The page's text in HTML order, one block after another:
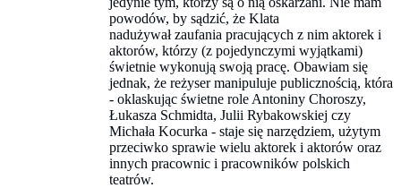
powodów, by sądzić, że Klata
nadużywał zaufania pracujących z nim aktorek i
aktorów, którzy (z pojedynczymi wyjątkami)
świetnie wykonują swoją pracę. Obawiam się
jednak, że reżyser manipuluje publicznością, która
- oklaskując świetne role Antoniny Choroszy,
Łukasza Schmidta, Julii Rybakowskiej czy
Michała Kocurka - staje się narzędziem, użytym
przeciwko sprawie wielu aktorek i aktorów oraz
innych pracownic i pracowników polskich
teatrów.